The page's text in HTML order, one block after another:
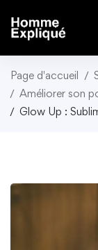
Page d'accueil
Améliorer son
Glow Up :